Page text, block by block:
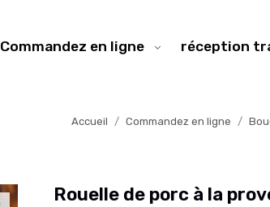
Commandez en ligne réception
Accueil Commandez en ligne
Rouelle de porc à la